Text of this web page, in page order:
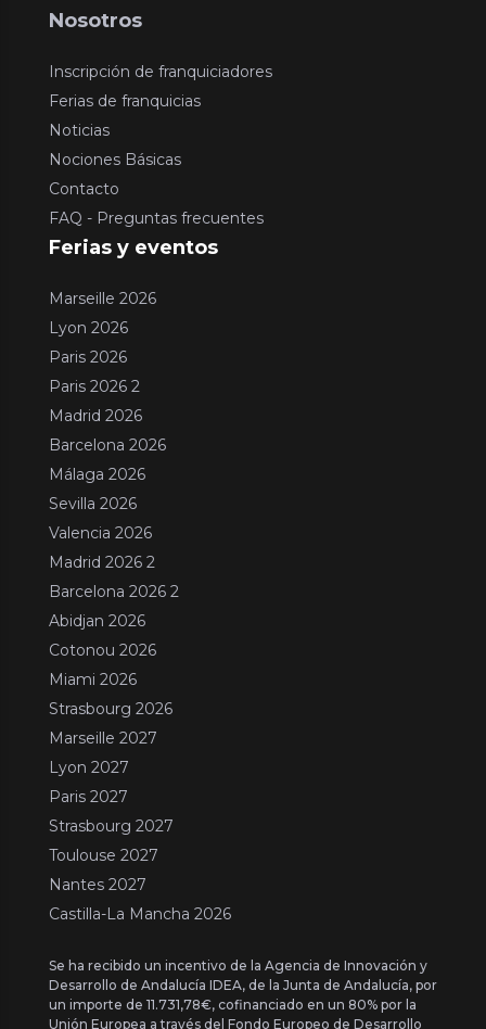
Nosotros
Inscripción de franquiciadores
Ferias de franquicias
Noticias
Nociones Básicas
Contacto
FAQ - Preguntas frecuentes
Ferias y eventos
Marseille 2026
Lyon 2026
Paris 2026
Paris 2026 2
Madrid 2026
Barcelona 2026
Málaga 2026
Sevilla 2026
Valencia 2026
Madrid 2026 2
Barcelona 2026 2
Abidjan 2026
Cotonou 2026
Miami 2026
Strasbourg 2026
Marseille 2027
Lyon 2027
Paris 2027
Strasbourg 2027
Toulouse 2027
Nantes 2027
Castilla-La Mancha 2026
Se ha recibido un incentivo de la Agencia de Innovación y
Desarrollo de Andalucía IDEA, de la Junta de Andalucía, por
un importe de 11.731,78€, cofinanciado en un 80% por la
Unión Europea a través del Fondo Europeo de Desarrollo